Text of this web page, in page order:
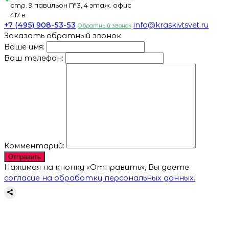
стр. 9 павильон №3, 4 этаж. офис
417 в
+7 (495) 908-53-53 Обратный звонок info@kraskivtsvet.ru
Заказать обратный звонок
Ваше имя:
Ваш телефон:
Комментарий:
Отправить
Нажимая на кнопку «Отправить», Вы даете
согласие на обработку персональных данных.